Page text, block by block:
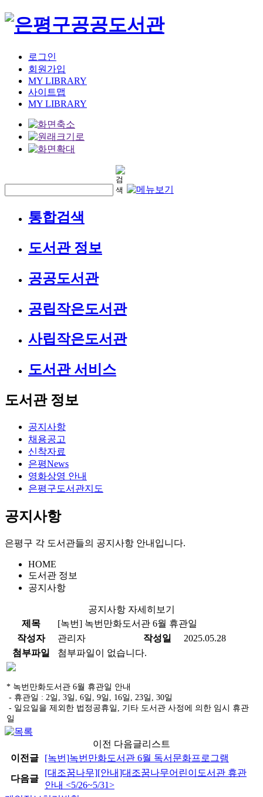
로그인
회원가입
MY LIBRARY
사이트맵
MY LIBRARY
통합검색
도서관 정보
공공도서관
공립작은도서관
사립작은도서관
도서관 서비스
도서관 정보
공지사항
채용공고
신착자료
은평News
영화상영 안내
은평구도서관지도
공지사항
은평구 각 도서관들의 공지사항 안내입니다.
HOME
도서관 정보
공지사항
공지사항 자세히보기
제목
[녹번] 녹번만화도서관 6월 휴관일
작성자
관리자 작성일
2025.05.28
첨부파일
첨부파일이 없습니다.
* 녹번만화도서관 6월 휴관일 안내
- 휴관일 : 2일, 3일, 6일, 9일, 16일, 23일, 30일
- 일요일을 제외한 법정공휴일, 기타 도서관 사정에 의한 임시 휴관
일
이전 다음글리스트
이전글
[녹번]녹번만화도서관 6월 독서문화프로그램
다음글
[대조꿈나무][안내]대조꿈나무어린이도서관 휴관
안내 <5/26~5/31>